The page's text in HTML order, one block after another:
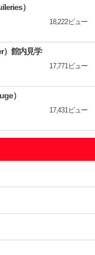
）
18,222ビュー
）館内見学
17,771ビュー
）
17,431ビュー